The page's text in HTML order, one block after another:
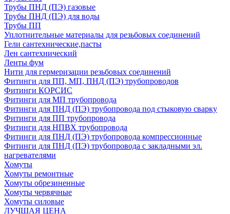
Трубы ПНД (ПЭ) газовые
Трубы ПНД (ПЭ) для воды
Трубы ПП
Уплотнительные материалы для резьбовых соединений
Гели сантехнические,пасты
Лен сантехнический
Ленты фум
Нити для гермеризации резьбовых соединений
Фитинги для ПП, МП, ПНД (ПЭ) трубопроводов
Фитинги КОРСИС
Фитинги для МП трубопровода
Фитинги для ПНД (ПЭ) трубопровода под стыковую сварку
Фитинги для ПП трубопровода
Фитинги для НПВХ трубопровода
Фитинги для ПНД (ПЭ) трубопровода компрессионные
Фитинги для ПНД (ПЭ) трубопровода с закладными эл.
нагревателями
Хомуты
Хомуты ремонтные
Хомуты обрезиненные
Хомуты червячные
Хомуты силовые
ЛУЧШАЯ ЦЕНА